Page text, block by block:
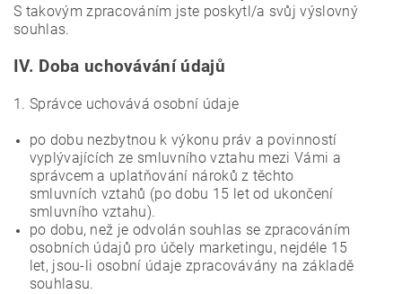
S takovým zpracováním jste poskytl/a svůj výslovný
souhlas.
IV. Doba uchovávání údajů
1. Správce uchovává osobní údaje
po dobu nezbytnou k výkonu práv a povinností
vyplývajících ze smluvního vztahu mezi Vámi a
správcem a uplatňování nároků z těchto
smluvních vztahů (po dobu 15 let od ukončení
smluvního vztahu).
po dobu, než je odvolán souhlas se zpracováním
osobních údajů pro účely marketingu, nejdéle 15
let, jsou-li osobní údaje zpracovávány na základě
souhlasu.